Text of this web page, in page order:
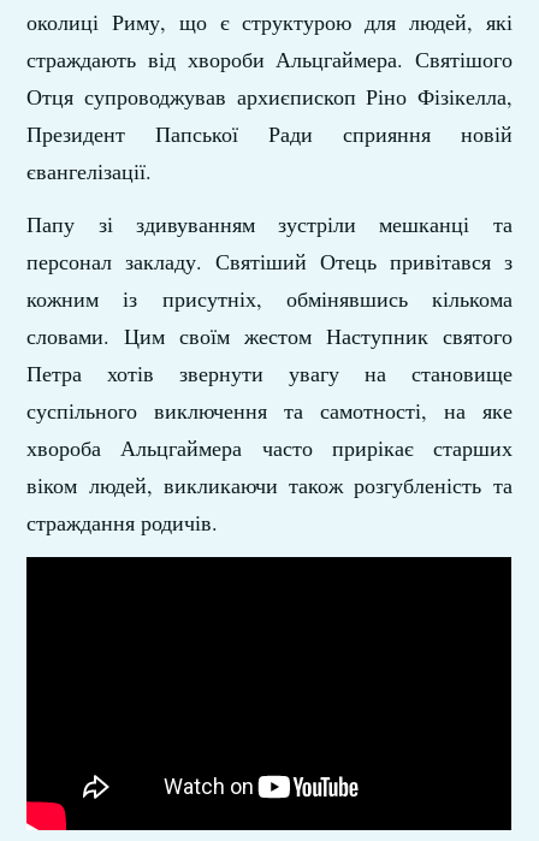
околиці Риму, що є структурою для людей, які
страждають від хвороби Альцгаймера. Святішого
Отця супроводжував архиєпископ Ріно Фізікелла,
Президент Папської Ради сприяння новій
євангелізації.
Папу зі здивуванням зустріли мешканці та
персонал закладу. Святіший Отець привітався з
кожним із присутніх, обмінявшись кількома
словами. Цим своїм жестом Наступник святого
Петра хотів звернути увагу на становище
суспільного виключення та самотності, на яке
хвороба Альцгаймера часто прирікає старших
віком людей, викликаючи також розгубленість та
страждання родичів.